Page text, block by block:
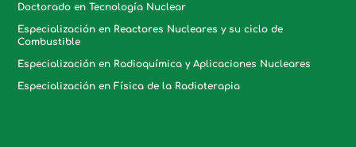
Doctorado en Tecnología Nuclear
Especialización en Reactores Nucleares y su ciclo de
Combustible
Especialización en Radioquímica y Aplicaciones Nucleares
Especialización en Física de la Radioterapia